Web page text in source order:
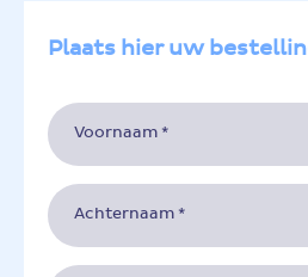
Plaats hier uw